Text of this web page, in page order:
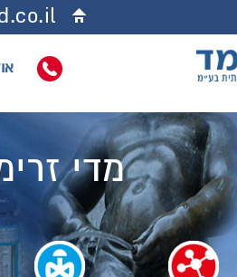
מדי